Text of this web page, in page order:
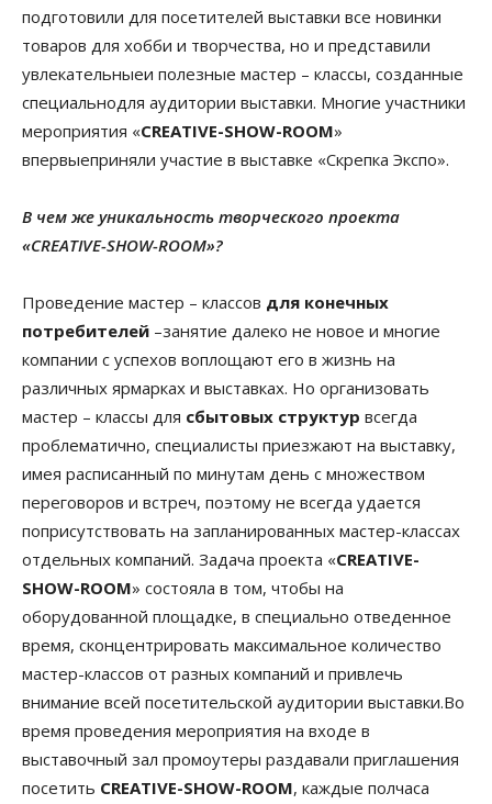
подготовили для посетителей выставки все новинки
товаров для хобби и творчества, но и представили
увлекательныеи полезные мастер – классы, созданные
специальнодля аудитории выставки. Многие участники
мероприятия «CREATIVE-SHOW-ROOM»
впервыеприняли участие в выставке «Скрепка Экспо».
В чем же уникальность творческого проекта
«CREATIVE-SHOW-ROOM»?
Проведение мастер – классов для конечных
потребителей –занятие далеко не новое и многие
компании с успехов воплощают его в жизнь на
различных ярмарках и выставках. Но организовать
мастер – классы для сбытовых структур всегда
проблематично, специалисты приезжают на выставку,
имея расписанный по минутам день с множеством
переговоров и встреч, поэтому не всегда удается
поприсутствовать на запланированных мастер-классах
отдельных компаний. Задача проекта «CREATIVE-
SHOW-ROOM» состояла в том, чтобы на
оборудованной площадке, в специально отведенное
время, сконцентрировать максимальное количество
мастер-классов от разных компаний и привлечь
внимание всей посетительской аудитории выставки.Во
время проведения мероприятия на входе в
выставочный зал промоутеры раздавали приглашения
посетить CREATIVE-SHOW-ROOM, каждые полчаса